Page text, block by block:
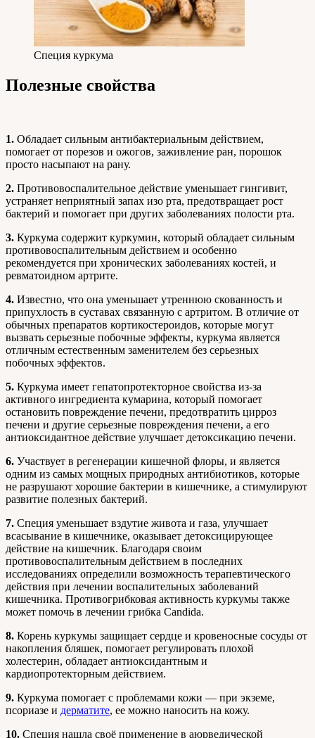
Специя куркума
Полезные свойства
1. Обладает сильным антибактериальным действием,
помогает от порезов и ожогов, заживление ран, порошок
просто насыпают на рану.
2. Противовоспалительное действие уменьшает гингивит,
устраняет неприятный запах изо рта, предотвращает рост
бактерий и помогает при других заболеваниях полости рта.
3. Куркума содержит куркумин, который обладает сильным
противовоспалительным действием и особенно
рекомендуется при хронических заболеваниях костей, и
ревматоидном артрите.
4. Известно, что она уменьшает утреннюю скованность и
припухлость в суставах связанную с артритом. В отличие от
обычных препаратов кортикостероидов, которые могут
вызвать серьезные побочные эффекты, куркума является
отличным естественным заменителем без серьезных
побочных эффектов.
5. Куркума имеет гепатопротекторное свойства из-за
активного ингредиента кумарина, который помогает
остановить повреждение печени, предотвратить цирроз
печени и другие серьезные повреждения печени, а его
антиоксидантное действие улучшает детоксикацию печени.
6. Участвует в регенерации кишечной флоры, и является
одним из самых мощных природных антибиотиков, которые
не разрушают хорошие бактерии в кишечнике, а стимулируют
развитие полезных бактерий.
7. Специя уменьшает вздутие живота и газа, улучшает
всасывание в кишечнике, оказывает детоксицирующее
действие на кишечник. Благодаря своим
противовоспалительным действием в последних
исследованиях определили возможность терапевтического
действия при лечении воспалительных заболеваний
кишечника. Противогрибковая активность куркумы также
может помочь в лечении грибка Candida.
8. Корень куркумы защищает сердце и кровеносные сосуды от
накопления бляшек, помогает регулировать плохой
холестерин, обладает антиоксидантным и
кардиопротекторным действием.
9. Куркума помогает с проблемами кожи — при экземе,
псориазе и дерматите, ее можно наносить на кожу.
10. Специя нашла своё применение в аюрведической